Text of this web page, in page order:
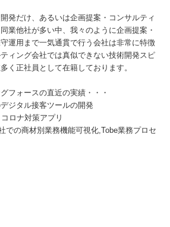
発だけ、あるいは企画提案・コンサルティ
業他社が多い中、我々のように企画提案・
運用まで一気通貫で行う会社は非常に特徴
ィング会社では真似できない技術開発スピ
く正社員として在籍しております。
フォースの直近の実績・・・
ジタル接客ツールの開発
ロナ対策アプリ
での商材別業務機能可視化,Tobe業務プロセ